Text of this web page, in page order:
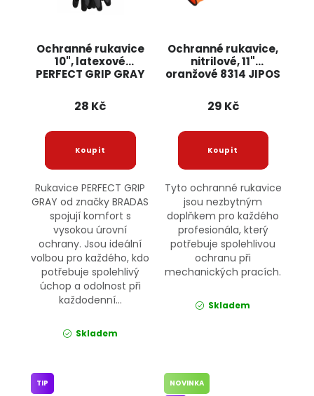
Ochranné rukavice
10", latexové
PERFECT GRIP GRAY
28 Kč
Rukavice PERFECT GRIP
GRAY od značky BRADAS
spojují komfort s
vysokou úrovní
ochrany. Jsou ideální
volbou pro každého, kdo
potřebuje spolehlivý
úchop a odolnost při
každodenní...
Skladem
Ochranné rukavice,
nitrilové, 11"
oranžové 8314 JIPOS
29 Kč
Tyto ochranné rukavice
jsou nezbytným
doplňkem pro každého
profesionála, který
potřebuje spolehlivou
ochranu při
mechanických pracích.
Skladem
TIP NOVINKA